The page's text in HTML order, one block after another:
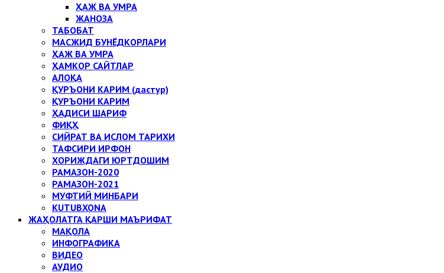
ҲАЖ ВА УМРА
ЖАНОЗА
ТАБОБАТ
МАСЖИД БУНЁДКОРЛАРИ
ҲАЖ ВА УМРА
ҲАМКОР САЙТЛАР
АЛОҚА
ҚУРЪОНИ КАРИМ (дастур)
ҚУРЪОНИ КАРИМ
ҲАДИСИ ШАРИФ
ФИҚҲ
СИЙРАТ ВА ИСЛОМ ТАРИХИ
ТАФСИРИ ИРФОН
ХОРИЖДАГИ ЮРТДОШИМ
РАМАЗОН-2020
РАМАЗОН-2021
МУФТИЙ МИНБАРИ
KUTUBXONA
ЖАҲОЛАТГА ҚАРШИ МАЪРИФАТ
МАҚОЛА
ИНФОГРАФИКА
ВИДЕО
АУДИО